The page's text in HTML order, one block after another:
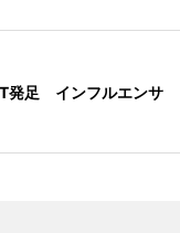
発足 インフルエンサ